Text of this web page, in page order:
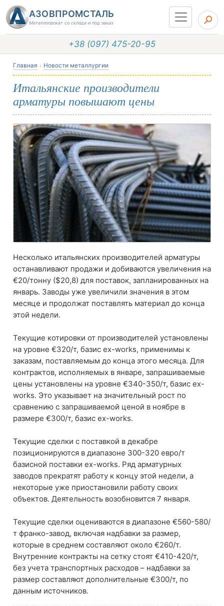
АЗОВПРОМСТАЛЬ
Металлопрокат со склада и под заказ
+38 (097) 475-20-95
Главная Новости металлургии
Итальянские производители
арматуры повышают цены
Несколько итальянских производителей арматуры
останавливают продажи и добиваются увеличения на
€20/тонну ($20,8) для поставок, запланированных на
январь. Заводы уже увеличили значения в этом
месяце и продолжат поставлять материал до конца
этой недели.
Текущие котировки от производителей установлены
на уровне €320/т, базис ex-works, применимы к
заказам, поставляемым до конца этого месяца. Для
контрактов, исполняемых в январе, запрашиваемые
цены установлены на уровне €340-350/т, базис ex-
works. Это указывает на значительный рост по
сравнению с запрашиваемой ценой в ноябре в
размере €300/т, базис ex-works.
Текущие сделки с поставкой в ​​декабре
позиционируются в диапазоне 300-320 евро/т
базисной поставки ex-works. Ряд арматурных
заводов прекратят работу к концу этой недели, а
некоторые уже приостановили работу своих
объектов. Деятельность возобновится 7 января.
Текущие сделки оцениваются в диапазоне €560-580/
т франко-завод, включая надбавки за размер,
которые в среднем составляют около €260/т.
Внутренние контракты на сетку стоят €410-420/т,
без учета транспортных расходов – надбавки за
размер составляют дополнительные €300/т, по
данным источников.